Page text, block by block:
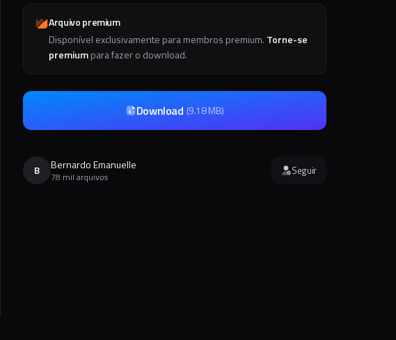
Arquivo premium
Disponível exclusivamente para membros premium. Torne-se
premiumpara fazer o download.
Download (9.18 MB)
B Bernardo Emanuelle
78 mil arquivos Seguir